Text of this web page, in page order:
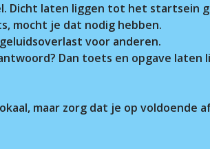
Dicht laten liggen tot het startsein
mocht je dat nodig hebben.
voor anderen.
Dan toets en opgave laten
maar zorg dat je op voldoende